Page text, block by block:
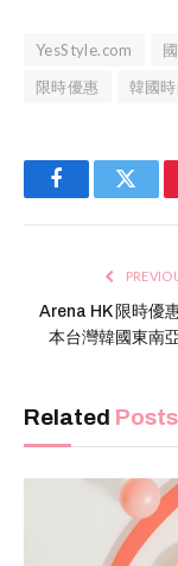
YesStyle.com
限時優惠
韓國時
Facebook
Arena HK 限時優
本台灣韓國東南
Related Posts